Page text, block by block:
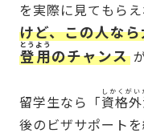
を実際に見てもらえ
けど、この人な
登用
とうよう
のチャンス
留学生なら「 資格
しかくがい
後のビザサポート